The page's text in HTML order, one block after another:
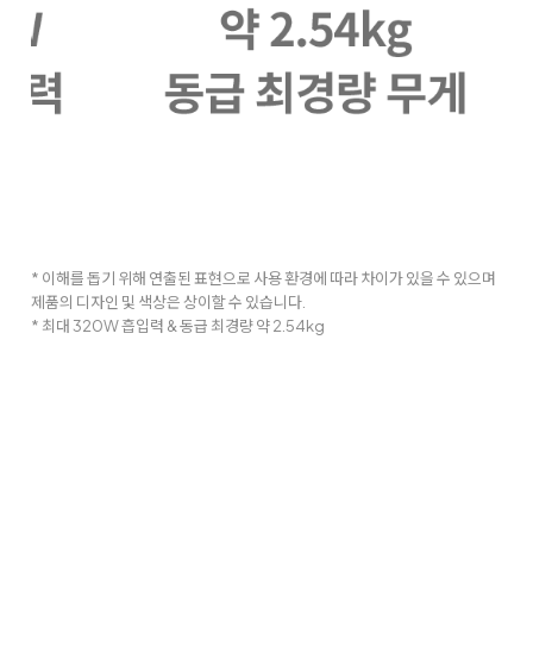
* 이해를 돕기 위해 연출된 표현으로 사용 환경에 따라 차이가 있을 수 있으며
제품의 디자인 및 색상은 상이할 수 있습니다.
* 최대 320W 흡입력 & 동급 최경량 약 2.54kg